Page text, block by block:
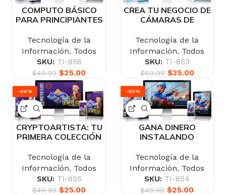
COMPUTO BÁSICO
PARA PRINCIPIANTES
Tecnología de la
Información, Todos
SKU: TI-856
$49.99 $25.00
CREA TU NEGOCIO DE
CÁMARAS DE
Tecnología de la
Información, Todos
SKU: TI-853
$69.99 $35.00
-50%
CRYPTOARTISTA: TU
PRIMERA COLECCIÓN
Tecnología de la
Información, Todos
SKU: TI-855
$49.99 $25.00
-50%
GANA DINERO
INSTALANDO
SEGURIDAD
Tecnología de la
Información, Todos
SKU: TI-854
$49.99 $25.00